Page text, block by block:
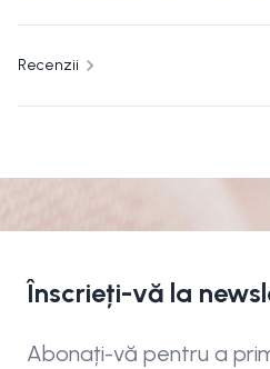
Recenzii
Înscrieți-vă la
Abonați-vă pentru a